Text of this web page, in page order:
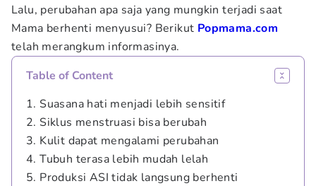
Lalu, perubahan apa saja yang mungkin terjadi saat
Mama berhenti menyusui? Berikut Popmama.com
telah merangkum informasinya.
Table of Content
1. Suasana hati menjadi lebih sensitif
2. Siklus menstruasi bisa berubah
3. Kulit dapat mengalami perubahan
4. Tubuh terasa lebih mudah lelah
5. Produksi ASI tidak langsung berhenti